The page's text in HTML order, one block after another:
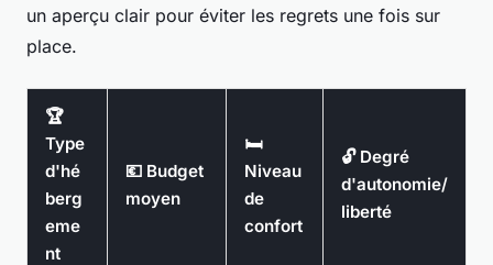
un aperçu clair pour éviter les regrets une fois sur
place.
🏆
Type
d'hé
berg
eme
nt
💶 Budget
moyen
🛏️
Niveau
de
confort
🔓 Degré
d'autonomie/
liberté